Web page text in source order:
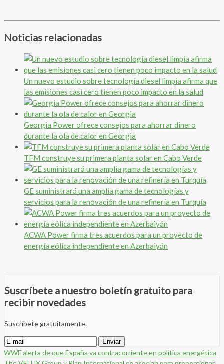
Noticias relacionadas
Un nuevo estudio sobre tecnología diesel limpia afirma que
las emisiones casi cero tienen poco impacto en la salud
Georgia Power ofrece consejos para ahorrar dinero
durante la ola de calor en Georgia
TFM construye su primera planta solar en Cabo Verde
GE suministrará una amplia gama de tecnologías y
servicios para la renovación de una refinería en Turquía
ACWA Power firma tres acuerdos para un proyecto de
energía eólica independiente en Azerbaiyán
Suscríbete a nuestro boletín gratuito para
recibir novedades
Suscríbete gratuitamente.
WWF alerta de que España va contracorriente en política energética